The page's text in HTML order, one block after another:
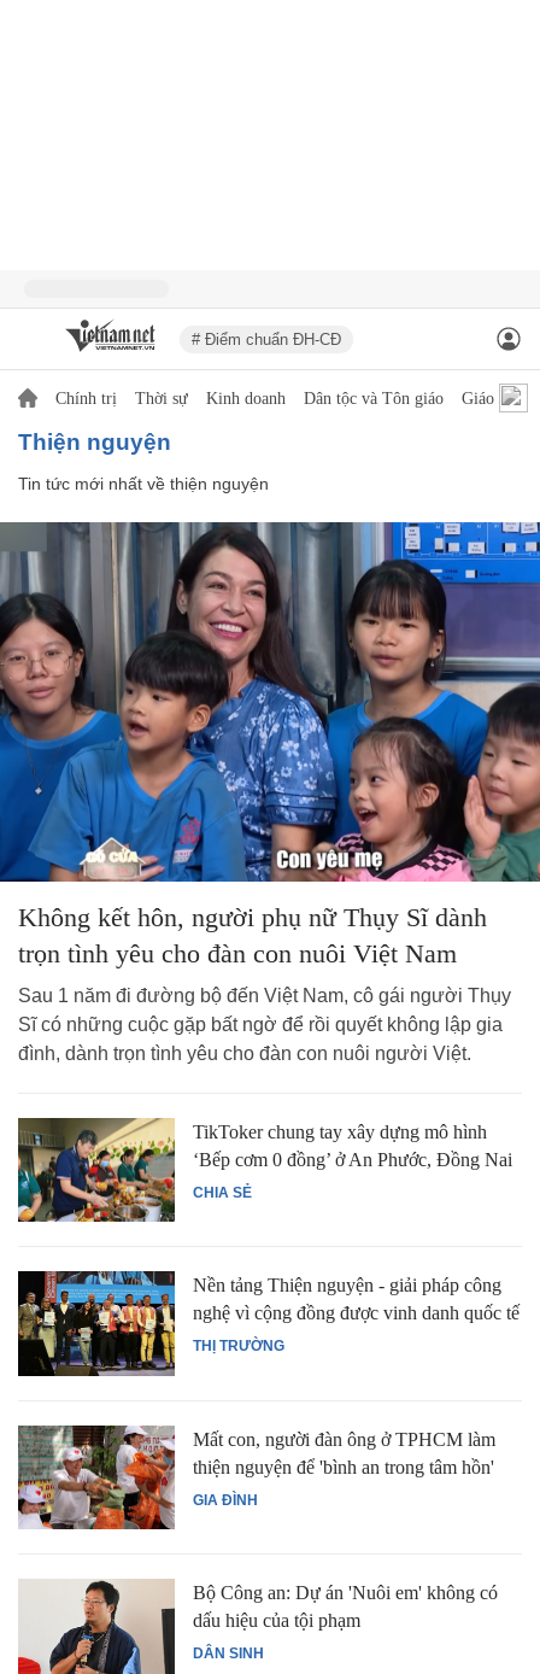
# Điểm chuẩn ĐH-CĐ
Chính trị Thời sự Kinh doanh Dân tộc và Tôn giáo Giáo dục
thiện nguyện
Tin tức mới nhất về thiện nguyện
Không kết hôn, người phụ nữ Thụy Sĩ dành
trọn tình yêu cho đàn con nuôi Việt Nam
Sau 1 năm đi đường bộ đến Việt Nam, cô gái người Thụy
Sĩ có những cuộc gặp bất ngờ để rồi quyết không lập gia
đình, dành trọn tình yêu cho đàn con nuôi người Việt.
CHIA SẺ
TikToker chung tay xây dựng mô hình
‘Bếp cơm 0 đồng’ ở An Phước, Đồng Nai
THỊ TRƯỜNG
Nền tảng Thiện nguyện - giải pháp công
nghệ vì cộng đồng được vinh danh quốc tế
GIA ĐÌNH
Mất con, người đàn ông ở TPHCM làm
thiện nguyện để 'bình an trong tâm hồn'
DÂN SINH
Bộ Công an: Dự án 'Nuôi em' không có
dấu hiệu của tội phạm